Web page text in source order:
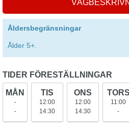
Åldersbegränsningar
Ålder 5+.
TIDER FÖRESTÄLLNINGAR
MÅN
-
-
TIS
12:00
14:30
ONS
12:00
14:30
TORS
11:00
-